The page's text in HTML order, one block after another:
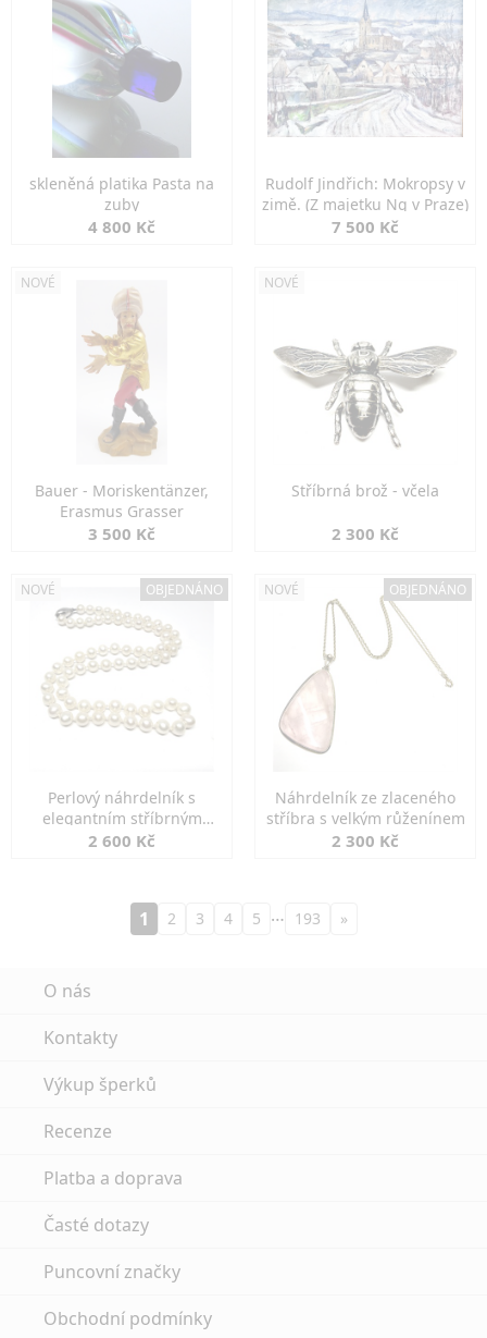
skleněná platika Pasta na
zuby
4 800 Kč
Rudolf Jindřich: Mokropsy v
zimě. (Z majetku Ng v Praze)
7 500 Kč
NOVÉ
Bauer - Moriskentänzer,
Erasmus Grasser
3 500 Kč
NOVÉ
Stříbrná brož - včela
2 300 Kč
NOVÉ OBJEDNÁNO
Perlový náhrdelník s
elegantním stříbrným
zapínáním
2 600 Kč
NOVÉ OBJEDNÁNO
Náhrdelník ze zlaceného
stříbra s velkým růženínem
2 300 Kč
1 2 3 4 5 … 193 »
O nás
Kontakty
Výkup šperků
Recenze
Platba a doprava
Časté dotazy
Puncovní značky
Obchodní podmínky